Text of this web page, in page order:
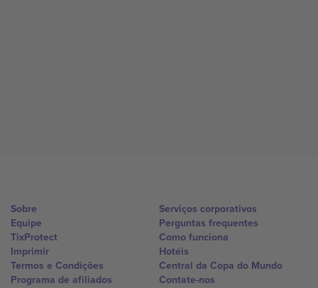
Sobre
Equipe
TixProtect
Imprimir
Termos e Condições
Programa de afiliados
Serviços corporativos
Perguntas frequentes
Como funciona
Hotéis
Central da Copa do Mundo
Contate-nos